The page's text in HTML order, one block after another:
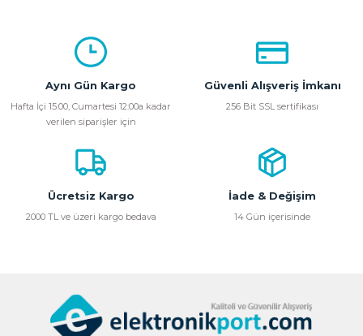
kullanarak tarafımıza iletebilirsiniz.
Görüş ve önerileriniz için teşekkür ederiz.
Ürün açıklamasında eksik bilgiler bulunuyor.
Ürün bilgilerinde hatalar bulunuyor.
Ürün fiyatı diğer sitelerden daha pahalı.
Bu ürüne benzer farklı alternatifler olmalı.
Aynı Gün Kargo
Hafta İçi 15:00, Cumartesi 12:00a kadar
verilen siparişler için
Güvenli Alışveriş İmkanı
256 Bit SSL sertifikası
Ücretsiz Kargo
2000 TL ve üzeri kargo bedava
İade & Değişim
14 Gün içerisinde